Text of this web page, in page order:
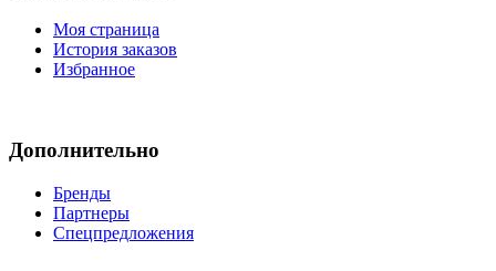
Моя страница
История заказов
Избранное
Дополнительно
Бренды
Партнеры
Спецпредложения